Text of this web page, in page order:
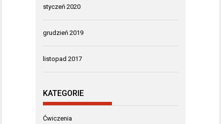
styczeń 2020
grudzień 2019
listopad 2017
KATEGORIE
Ćwiczenia